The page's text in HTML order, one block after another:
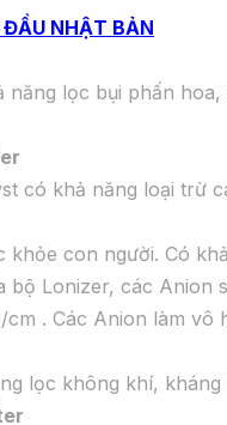
ĐẦU NHẬT BẢN
năng lọc bụi phấn
có khả năng loại trừ
khỏe con người. Có
bộ Lonizer, các
cm . Các Anion làm
lọc không khí,